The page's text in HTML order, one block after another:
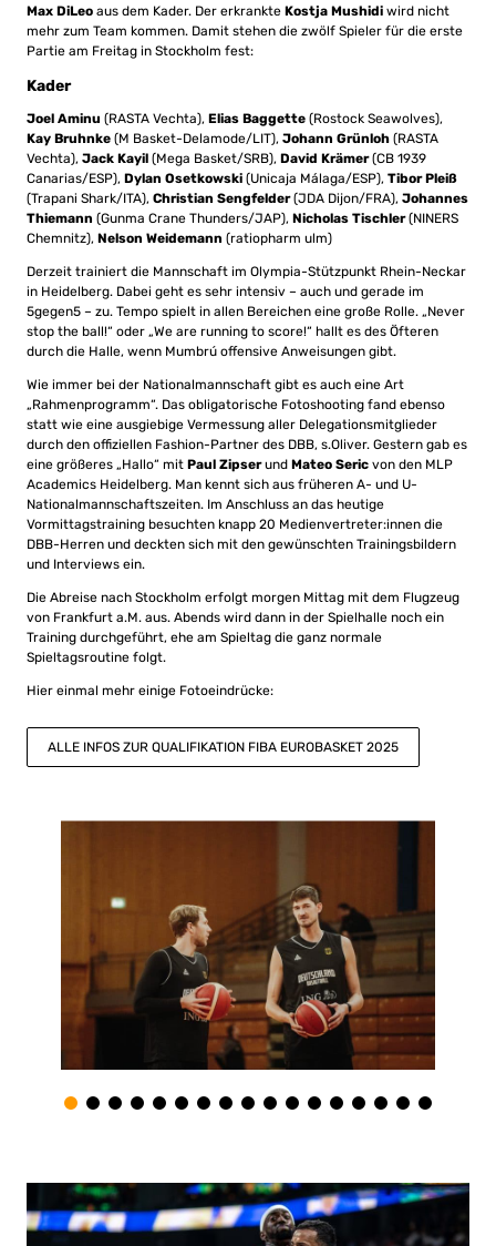
Max DiLeo aus dem Kader. Der erkrankte Kostja Mushidi wird nicht
mehr zum Team kommen. Damit stehen die zwölf Spieler für die erste
Partie am Freitag in Stockholm fest:
Kader
Joel Aminu (RASTA Vechta), Elias Baggette (Rostock Seawolves),
Kay Bruhnke (M Basket-Delamode/LIT), Johann Grünloh (RASTA
Vechta), Jack Kayil (Mega Basket/SRB), David Krämer(CB 1939
Canarias/ESP), Dylan Osetkowski (Unicaja Málaga/ESP), Tibor Pleiß
(Trapani Shark/ITA), Christian Sengfelder(JDA Dijon/FRA), Johannes
Thiemann (Gunma Crane Thunders/JAP), Nicholas Tischler(NINERS
Chemnitz), Nelson Weidemann (ratiopharm ulm)
Derzeit trainiert die Mannschaft im Olympia-Stützpunkt Rhein-Neckar
in Heidelberg. Dabei geht es sehr intensiv – auch und gerade im
5gegen5 – zu. Tempo spielt in allen Bereichen eine große Rolle. „Never
stop the ball!“ oder „We are running to score!“ hallt es des Öfteren
durch die Halle, wenn Mumbrú offensive Anweisungen gibt.
Wie immer bei der Nationalmannschaft gibt es auch eine Art
„Rahmenprogramm“. Das obligatorische Fotoshooting fand ebenso
statt wie eine ausgiebige Vermessung aller Delegationsmitglieder
durch den offiziellen Fashion-Partner des DBB, s.Oliver. Gestern gab es
eine größeres „Hallo“ mit Paul Zipserund Mateo Seric von den MLP
Academics Heidelberg. Man kennt sich aus früheren A- und U-
Nationalmannschaftszeiten. Im Anschluss an das heutige
Vormittagstraining besuchten knapp 20 Medienvertreter:innen die
DBB-Herren und deckten sich mit den gewünschten Trainingsbildern
und Interviews ein.
Die Abreise nach Stockholm erfolgt morgen Mittag mit dem Flugzeug
von Frankfurt a.M. aus. Abends wird dann in der Spielhalle noch ein
Training durchgeführt, ehe am Spieltag die ganz normale
Spieltagsroutine folgt.
Hier einmal mehr einige Fotoeindrücke:
ALLE INFOS ZUR QUALIFIKATION FIBA EUROBASKET 2025